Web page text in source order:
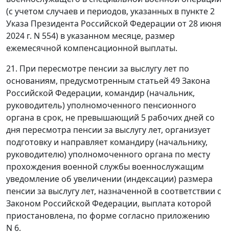
(с учетом случаев и периодов, указанных в пункте 2
Указа Президента Российской Федерации от 28 июня
2024 г. N 554) в указанном месяце, размер
ежемесячной компенсационной выплаты.
21. При пересмотре пенсии за выслугу лет по
основаниям, предусмотренным статьей 49 Закона
Российской Федерации, командир (начальник,
руководитель) уполномоченного пенсионного
органа в срок, не превышающий 5 рабочих дней со
дня пересмотра пенсии за выслугу лет, организует
подготовку и направляет командиру (начальнику,
руководителю) уполномоченного органа по месту
прохождения военной службы военнослужащим
уведомление об увеличении (индексации) размера
пенсии за выслугу лет, назначенной в соответствии с
Законом Российской Федерации, выплата которой
приостановлена, по форме согласно приложению
N 6.